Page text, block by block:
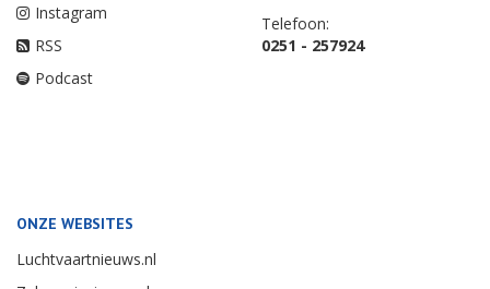
Instagram
RSS
Podcast
Telefoon:
0251 - 257924
ONZE WEBSITES
Luchtvaartnieuws.nl